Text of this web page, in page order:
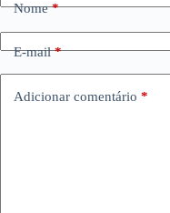
Nome*
E-mail*
Adicionar comentário *